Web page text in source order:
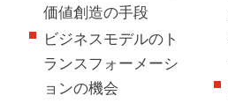
価値創造の手段
ビジネスモデルのト
ランスフォーメーシ
ョンの機会